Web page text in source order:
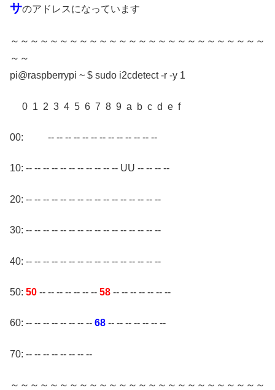
サのアドレスになっています
～～～～～～～～～～～～～～～～～～～～～～～～～～
～～
pi@raspberrypi ~ $ sudo i2cdetect -r -y 1
0 1 2 3 4 5 6 7 8 9 a b c d e f
00: -- -- -- -- -- -- -- -- -- -- -- -- --
10: -- -- -- -- -- -- -- -- -- -- -- UU -- -- -- --
20: -- -- -- -- -- -- -- -- -- -- -- -- -- -- -- --
30: -- -- -- -- -- -- -- -- -- -- -- -- -- -- -- --
40: -- -- -- -- -- -- -- -- -- -- -- -- -- -- -- --
50: 50 -- -- -- -- -- -- -- 58 -- -- -- -- -- -- --
60: -- -- -- -- -- -- -- -- 68 -- -- -- -- -- -- --
70: -- -- -- -- -- -- -- --
～～～～～～～～～～～～～～～～～～～～～～～～～～